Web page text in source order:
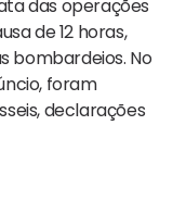
das operações
de 12 horas,
bombardeios. No
foram
declarações